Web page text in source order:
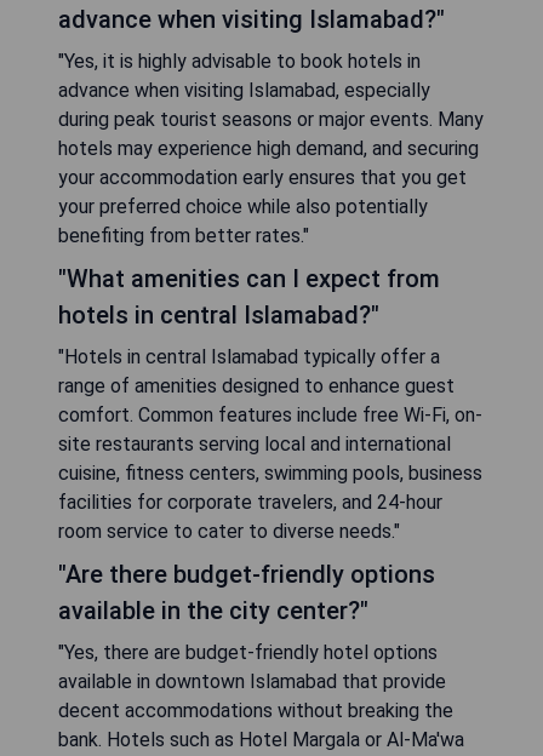
advance when visiting Islamabad?"
"Yes, it is highly advisable to book hotels in
advance when visiting Islamabad, especially
during peak tourist seasons or major events. Many
hotels may experience high demand, and securing
your accommodation early ensures that you get
your preferred choice while also potentially
benefiting from better rates."
"What amenities can I expect from
hotels in central Islamabad?"
"Hotels in central Islamabad typically offer a
range of amenities designed to enhance guest
comfort. Common features include free Wi-Fi, on-
site restaurants serving local and international
cuisine, fitness centers, swimming pools, business
facilities for corporate travelers, and 24-hour
room service to cater to diverse needs."
"Are there budget-friendly options
available in the city center?"
"Yes, there are budget-friendly hotel options
available in downtown Islamabad that provide
decent accommodations without breaking the
bank. Hotels such as Hotel Margala or Al-Ma'wa